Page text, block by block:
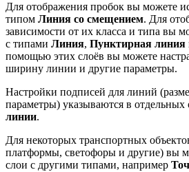
Для отображения пробок вы можете
типом Линия со смещением. Для
зависимости от их класса и типа вы
с типами Линия, Пунктирная линия
помощью этих слоёв вы можете
ширину линии и другие параметры.
Настройки подписей для линий
параметры) указываются в отдельных
линии.
Для некоторых транспортных
платформы, светофоры и другие) вы
слои с другими типами, например